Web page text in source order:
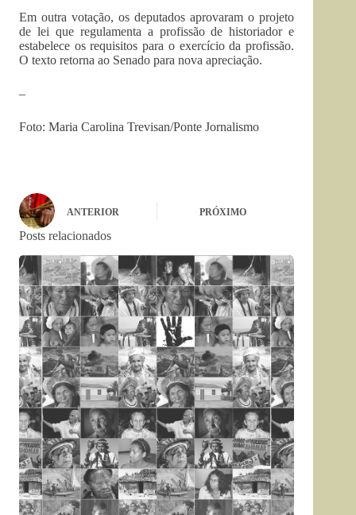
Em outra votação, os deputados aprovaram o projeto
de lei que regulamenta a profissão de historiador e
estabelece os requisitos para o exercício da profissão.
O texto retorna ao Senado para nova apreciação.
–
Foto: Maria Carolina Trevisan/Ponte Jornalismo
ANTERIOR PRÓXIMO
Posts relacionados